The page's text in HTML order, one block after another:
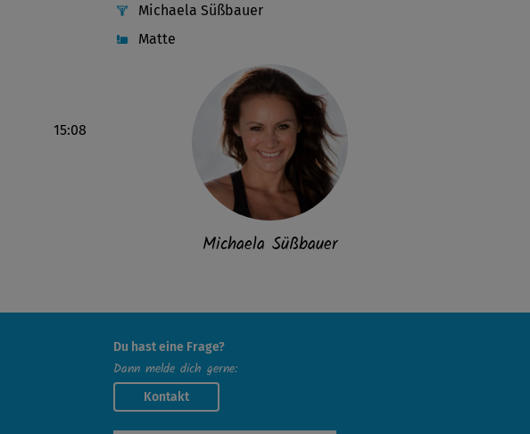
15:08
Michaela Süßbauer
Matte
Michaela Süßbauer
Du hast eine Frage?
Dann melde dich gerne:
Kontakt